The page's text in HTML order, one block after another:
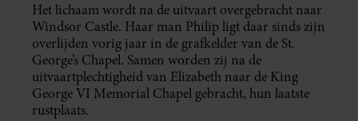
Het lichaam wordt na de uitvaart overgebracht naar
Windsor Castle. Haar man Philip ligt daar sinds zijn
overlijden vorig jaar in de grafkelder van de St.
George’s Chapel. Samen worden zij na de
uitvaartplechtigheid van Elizabeth naar de King
George VI Memorial Chapel gebracht, hun laatste
rustplaats.